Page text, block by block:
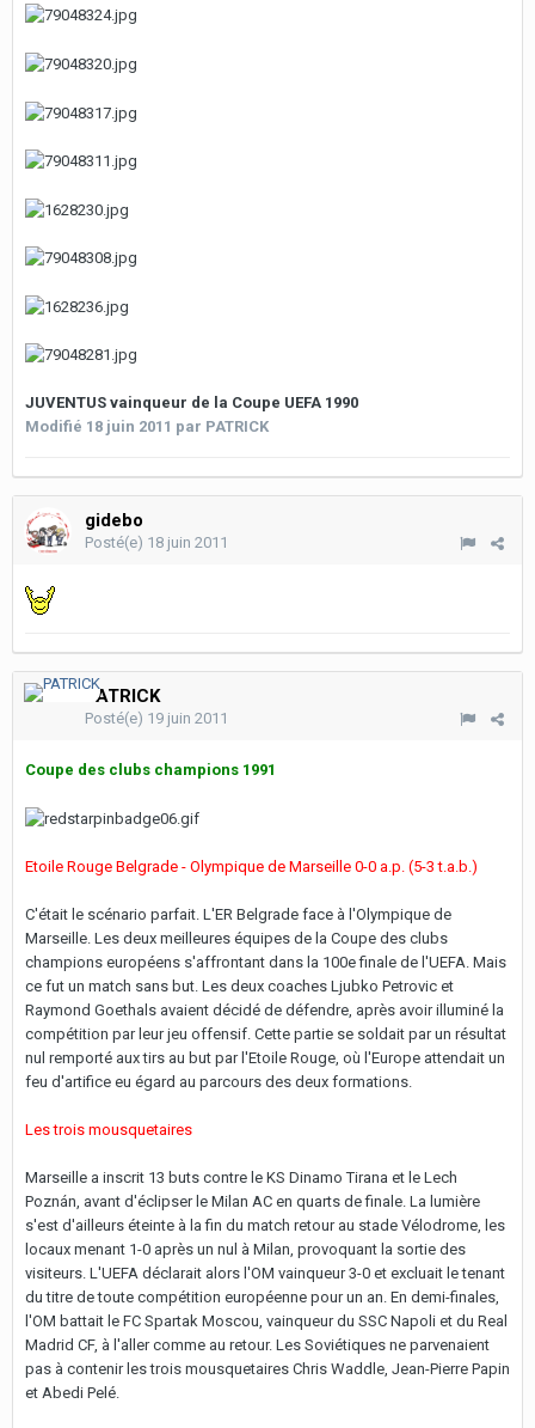
JUVENTUS vainqueur de la Coupe UEFA 1990
Modifié 18 juin 2011 par PATRICK
gidebo
Posté(e) 18 juin 2011
PATRICK
Posté(e) 19 juin 2011
Coupe des clubs champions 1991
Etoile Rouge Belgrade - Olympique de Marseille 0-0 a.p. (5-3 t.a.b.)
C'était le scénario parfait. L'ER Belgrade face à l'Olympique de
Marseille. Les deux meilleures équipes de la Coupe des clubs
champions européens s'affrontant dans la 100e finale de l'UEFA. Mais
ce fut un match sans but. Les deux coaches Ljubko Petrovic et
Raymond Goethals avaient décidé de défendre, après avoir illuminé la
compétition par leur jeu offensif. Cette partie se soldait par un résultat
nul remporté aux tirs au but par l'Etoile Rouge, où l'Europe attendait un
feu d'artifice eu égard au parcours des deux formations.
Les trois mousquetaires
Marseille a inscrit 13 buts contre le KS Dinamo Tirana et le Lech
Poznán, avant d'éclipser le Milan AC en quarts de finale. La lumière
s'est d'ailleurs éteinte à la fin du match retour au stade Vélodrome, les
locaux menant 1-0 après un nul à Milan, provoquant la sortie des
visiteurs. L'UEFA déclarait alors l'OM vainqueur 3-0 et excluait le tenant
du titre de toute compétition européenne pour un an. En demi-finales,
l'OM battait le FC Spartak Moscou, vainqueur du SSC Napoli et du Real
Madrid CF, à l'aller comme au retour. Les Soviétiques ne parvenaient
pas à contenir les trois mousquetaires Chris Waddle, Jean-Pierre Papin
et Abedi Pelé.